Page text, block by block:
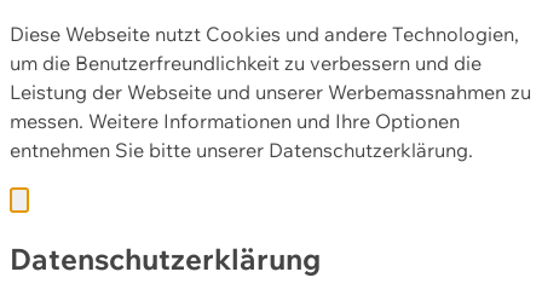
Diese Webseite nutzt Cookies und andere Technologien,
um die Benutzerfreundlichkeit zu verbessern und die
Leistung der Webseite und unserer Werbemassnahmen zu
messen. Weitere Informationen und Ihre Optionen
entnehmen Sie bitte unserer Datenschutzerklärung.
Datenschutzerklärung